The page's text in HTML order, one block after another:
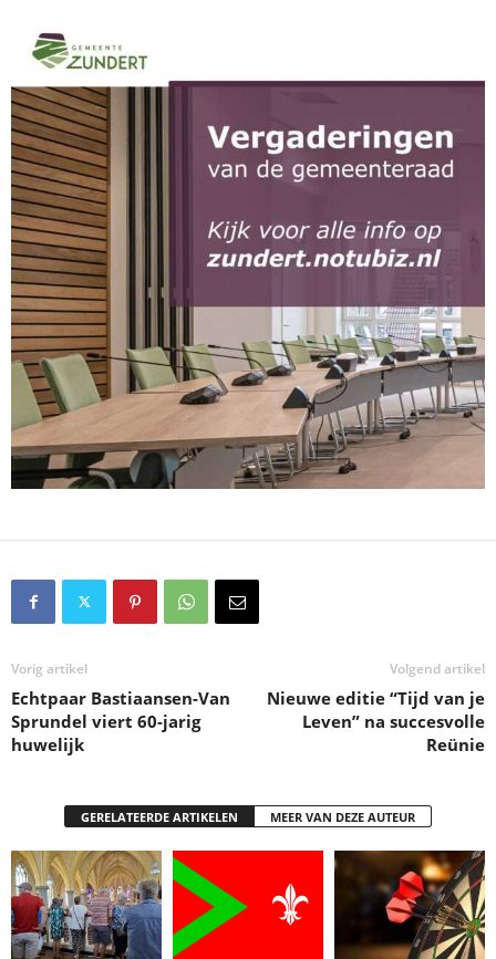
Vorig artikel
Echtpaar Bastiaansen-Van
Sprundel viert 60-jarig
huwelijk
Volgend artikel
Nieuwe editie “Tijd van je
Leven” na succesvolle
Reünie
GERELATEERDE ARTIKELEN MEER VAN DEZE AUTEUR